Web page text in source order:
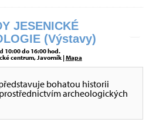
JESENICKÉ
(Výstavy)
10:00 do 16:00 hod.
centrum, Javorník |Mapa
bohatou historii
archeologických